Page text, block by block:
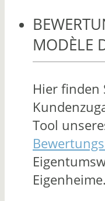
MODÈLE
Hier finden
Tool
Eigenheime.